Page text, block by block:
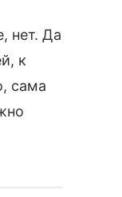
нет. Да
к
сама